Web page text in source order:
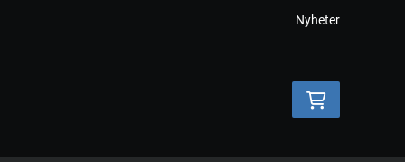
Nyheter